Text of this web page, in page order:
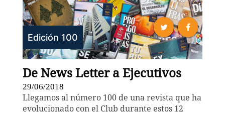
Edición 100
De News Letter a Ejecutivos
29/06/2018
Llegamos al número 100 de una revista que ha
evolucionado con el Club durante estos 12